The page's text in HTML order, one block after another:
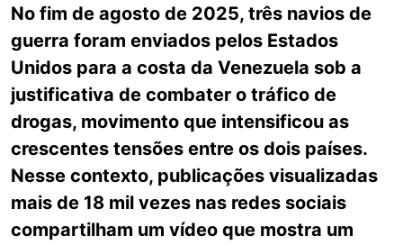
No fim de agosto de 2025, três navios de
guerra foram enviados pelos Estados
Unidos para a costa da Venezuela sob a
justificativa de combater o tráfico de
drogas, movimento que intensificou as
crescentes tensões entre os dois países.
Nesse contexto, publicações visualizadas
mais de 18 mil vezes nas redes sociais
compartilham um vídeo que mostra um